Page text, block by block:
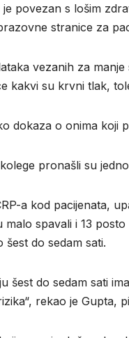
povezan s lošim
stranice za
vezanih za
kakvi su krvni tlak,
dokaza o onima koji
pronašli su
a kod pacijenata,
malo spavali i 13
do sedam sati.
šest do sedam sati
rekao je Gupta,